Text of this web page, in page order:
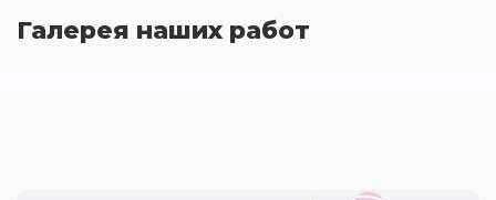
Галерея наших работ